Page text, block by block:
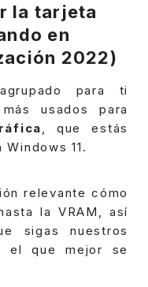
la tarjeta
en
2022)
para ti
usados para
, que estás
11.
relevante cómo
la VRAM, así
sigas nuestros
el que mejor se